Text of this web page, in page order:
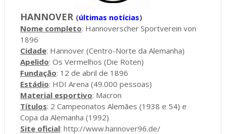
HANNOVER (últimas notícias)
Nome completo: Hannoverscher Sportverein von
1896
Cidade: Hannover (Centro-Norte da Alemanha)
Apelido: Os Vermelhos (Die Roten)
Fundação: 12 de abril de 1896
Estádio: HDI Arena (49.000 pessoas)
Material esportivo: Macron
Títulos: 2 Campeonatos Alemães (1938 e 54) e
Copa da Alemanha (1992)
Site oficial: http://www.hannover96.de/